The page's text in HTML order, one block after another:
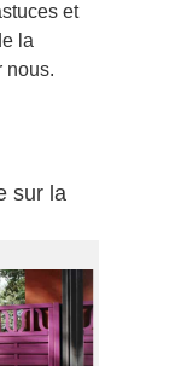
et
la
nous.
sur la